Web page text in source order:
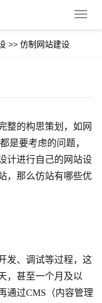
导
>> 仿制网站建设
整的构思策划，如网
是要考虑的问题，
计进行自己的网站设
，那么仿站有哪些优
发、调试等过程，这
，甚至一个月及以
通过CMS（内容管理